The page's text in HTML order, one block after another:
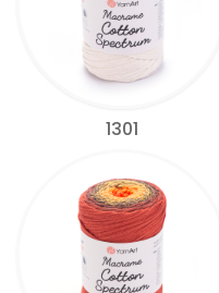
1301